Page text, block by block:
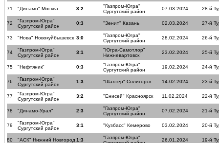
71 "Динамо" Москва 3:2
"Газпром-Югра"
Сургутский район
07.03.2024 28-й
72
"Газпром-Югра"
Сургутский район
0:3 "Зенит" Казань 02.03.2024 27-й
73 "Нова" Новокуйбышевск 3:0
"Газпром-Югра"
Сургутский район
28.02.2024 26-й
74
"Газпром-Югра"
Сургутский район
3:1
"Югра-Самотлор"
Нижневартовск
23.02.2024 25-й
75 "Нефтяник" 0:3
"Газпром-Югра"
Сургутский район
19.02.2024 24-й
76
"Газпром-Югра"
Сургутский район
1:3 "Шахтер" Солигорск 14.02.2024 23-й
77
"Газпром-Югра"
Сургутский район
3:2 "Енисей" Красноярск 11.02.2024 22-й
78 "Динамо-Урал" 2:3
"Газпром-Югра"
Сургутский район
07.02.2024 21-й
79
"Газпром-Югра"
Сургутский район
3:1 "Кузбасс" Кемерово 03.02.2024 20-й
80 "АСК" Нижний Новгород 1:3
"Газпром-Югра"
26.01.2024 19-й